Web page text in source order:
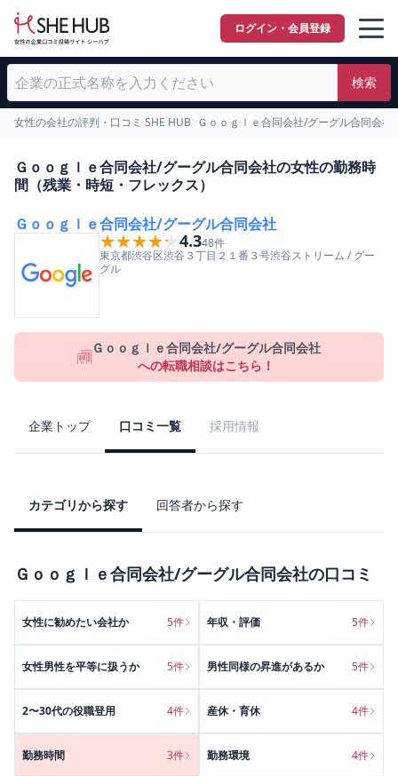
ログイン・会員登録
検索
女性の会社の評判・口コミ SHE HUB Ｇｏｏｇｌｅ合同会社/グーグル合同会社
Ｇｏｏｇｌｅ合同会社/グーグル合同会社の女性の勤務時
間（残業・時短・フレックス）
Ｇｏｏｇｌｅ合同会社/グーグル合同会社
★★★★★
★★★★★4.348件
東京都渋谷区渋谷３丁目２１番３号渋谷ストリーム /グー
グル
Ｇｏｏｇｌｅ合同会社/グーグル合同会社
への転職相談はこちら！
企業トップ 口コミ一覧 採用情報
カテゴリから探す 回答者から探す
Ｇｏｏｇｌｅ合同会社/グーグル合同会社の口コミ
女性に勧めたい会社か 5件 年収・評価 5件
女性男性を平等に扱うか 5件 男性同様の昇進があるか 5件
2〜30代の役職登用 4件 産休・育休 4件
勤務時間 3件 勤務環境 4件